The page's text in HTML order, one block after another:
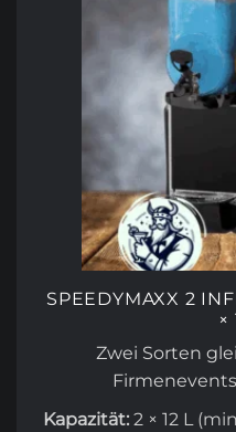
SPEEDYMAXX 2
×
Zwei Sorten
Kapazität: 2 × 12 L